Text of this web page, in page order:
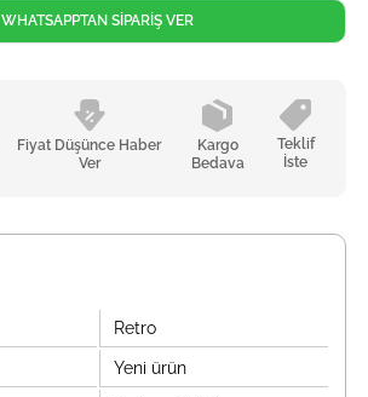
Fiyat Düşünce Haber
Ver
Kargo
Bedava
Teklif
İste
WHATSAPPTAN SİPARİŞ VER
Retro
Yeni ürün